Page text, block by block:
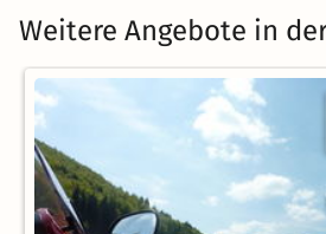
Weitere Angebote in